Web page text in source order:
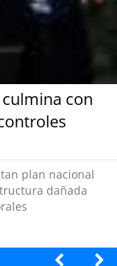
con
plan nacional
dañada